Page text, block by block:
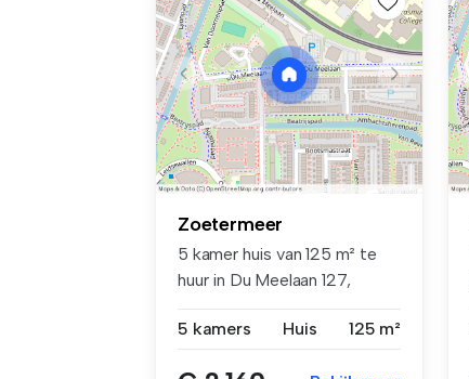
Zoetermeer
5 kamer huis van 125 m² te
huur in Du Meelaan 127,
5 kamers
Huis 125 m²